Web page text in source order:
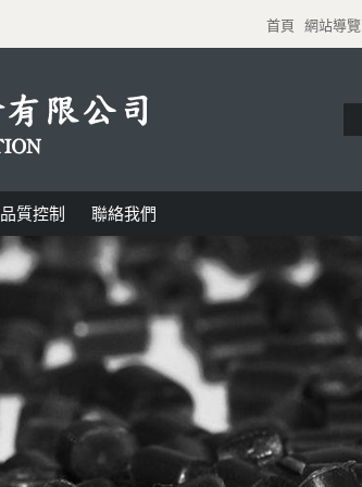
首頁 網站導覽
品質控制 聯絡我們